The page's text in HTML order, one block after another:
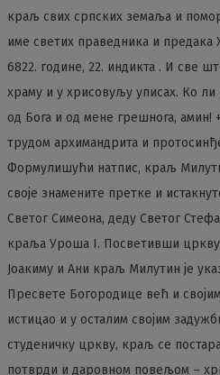
краљ свих српских земаља и
име светих праведника и предака
6822. године, 22. индикта . И све
храму и у хрисовуљу уписах. Ко
од Бога и од мене грешнога, амин!
трудом архимандрита и
Формулишући натпис, краљ
своје знамените претке и
Светог Симеона, деду Светог
краља Уроша I. Посветивши
Јоакиму и Ани краљ Милутин је
Пресвете Богородице већ и својим
истицао и у осталим својим
студеничку цркву, краљ се
потврди и даровном повељом –